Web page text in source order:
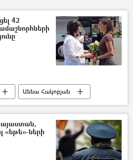
42
Աննա Հակոբյան
«եթե»-ների